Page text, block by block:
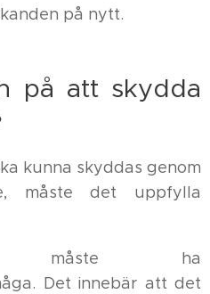
på nytt.
på att skydda
kunna skyddas genom
måste det uppfylla
måste ha
Det innebär att det